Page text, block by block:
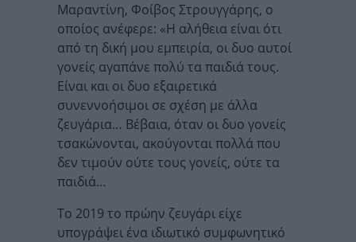
Μαραντίνη, Φοίβος Στρουγγάρης, ο
οποίος ανέφερε: «Η αλήθεια είναι ότι
από τη δική μου εμπειρία, οι δυο αυτοί
γονείς αγαπάνε πολύ τα παιδιά τους.
Είναι και οι δυο εξαιρετικά
συνεννοήσιμοι σε σχέση με άλλα
ζευγάρια… Βέβαια, όταν οι δυο γονείς
τσακώνονται, ακούγονται πολλά που
δεν τιμούν ούτε τους γονείς, ούτε τα
παιδιά…
Το 2019 το πρώην ζευγάρι είχε
υπογράψει ένα ιδιωτικό συμφωνητικό